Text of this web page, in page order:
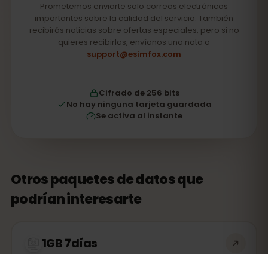
Prometemos enviarte solo correos electrónicos
importantes sobre la calidad del servicio. También
recibirás noticias sobre ofertas especiales, pero si no
quieres recibirlas, envíanos una nota a
support@esimfox.com
Cifrado de 256 bits
No hay ninguna tarjeta guardada
Se activa al instante
Otros paquetes de datos que
podrían interesarte
1GB 7días